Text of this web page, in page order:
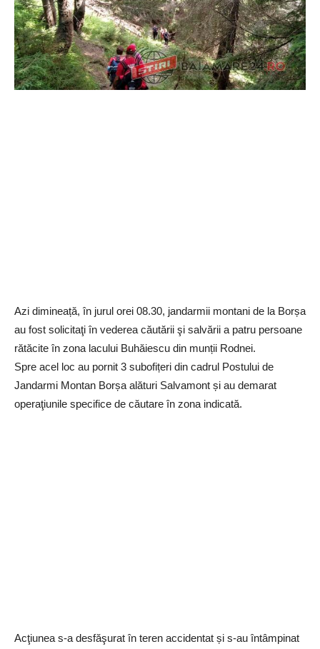
Azi dimineață, în jurul orei 08.30, jandarmii montani de la Borșa
au fost solicitaţi în vederea căutării şi salvării a patru persoane
rătăcite în zona lacului Buhăiescu din munții Rodnei.
Spre acel loc au pornit 3 subofițeri din cadrul Postului de
Jandarmi Montan Borșa alături Salvamont și au demarat
operaţiunile specifice de căutare în zona indicată.
Acţiunea s-a desfăşurat în teren accidentat și s-au întâmpinat